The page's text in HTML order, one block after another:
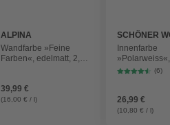
ALPINA
Wandfarbe »Feine
Farben«, edelmatt, 2,5 l
39,99 €
(16,00 € / l)
SCHÖNER
FARBE
Innenfarbe
weiß, matt(6)
26,99 €
(10,80 € / l)